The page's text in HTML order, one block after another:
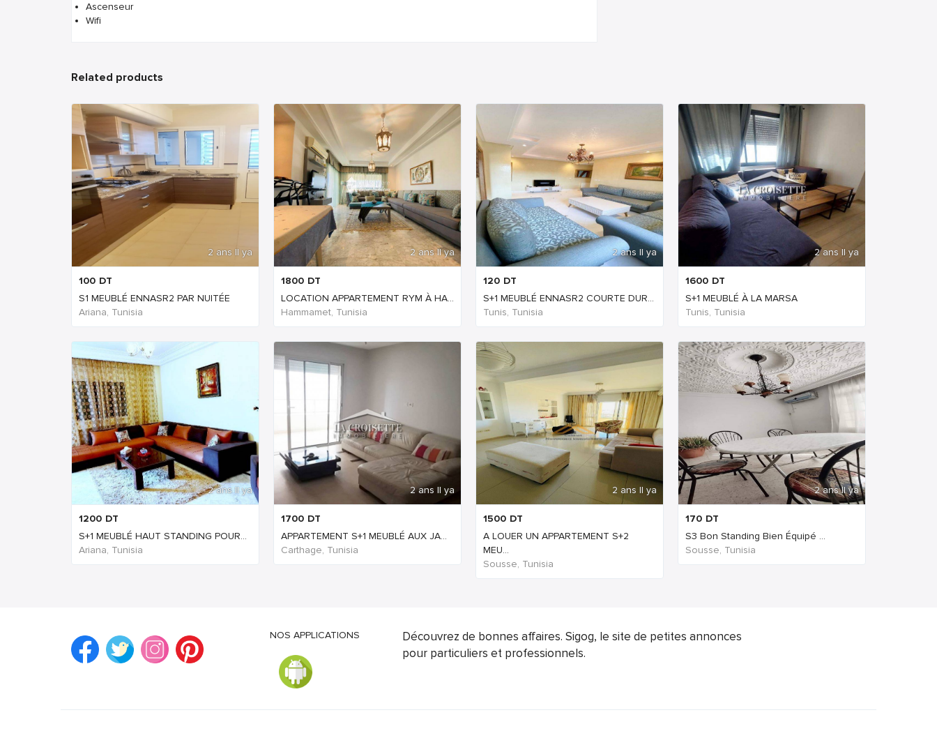
Ascenseur
Wifi
Related products
2 ans Il ya
100 DT
S1 MEUBLÉ ENNASR2 PAR NUITÉE
Ariana, Tunisia
2 ans Il ya
1800 DT
LOCATION APPARTEMENT RYM À HA...
Hammamet, Tunisia
2 ans Il ya
120 DT
S+1 MEUBLÉ ENNASR2 COURTE DUR...
Tunis, Tunisia
2 ans Il ya
1600 DT
S+1 MEUBLÉ À LA MARSA
Tunis, Tunisia
2 ans Il ya
1200 DT
S+1 MEUBLÉ HAUT STANDING POUR...
Ariana, Tunisia
2 ans Il ya
1700 DT
APPARTEMENT S+1 MEUBLÉ AUX JA...
Carthage, Tunisia
2 ans Il ya
1500 DT
A LOUER UN APPARTEMENT S+2
MEU...
Sousse, Tunisia
2 ans Il ya
170 DT
S3 Bon Standing Bien Équipé ...
Sousse, Tunisia
NOS APPLICATIONS
Découvrez de bonnes affaires. Sigog, le site de petites annonces
pour particuliers et professionnels.